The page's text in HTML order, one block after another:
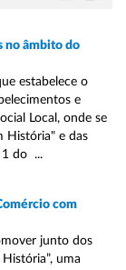
no âmbito do
estabelece o
e
Local, onde se
História" e das
1 do ...
com
junto dos
uma